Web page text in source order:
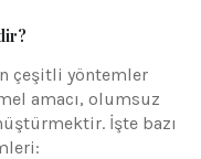
çeşitli yöntemler
amacı, olumsuz
İşte bazı